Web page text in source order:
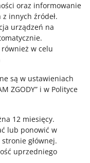
oraz informowanie
z innych źródeł.
urządzeń na
.
w celu
są w ustawieniach
ZGODY” i w Polityce
12 miesięcy.
lub ponowić w
stronie głównej.
uprzedniego